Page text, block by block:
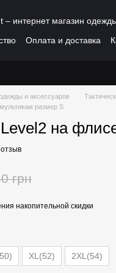
– интернет магазин
Оплата и доставка
и аксессуаров
размер S
на
грн
накопительной скидки
XL(52) 2XL(54)